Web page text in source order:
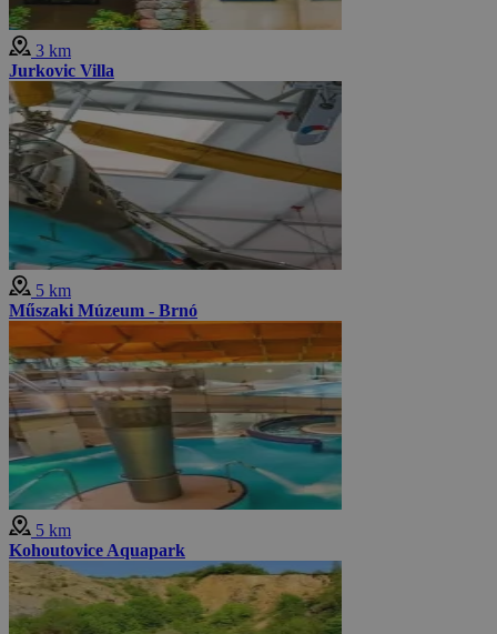
3 km
Jurkovic Villa
5 km
Műszaki Múzeum - Brnó
5 km
Kohoutovice Aquapark